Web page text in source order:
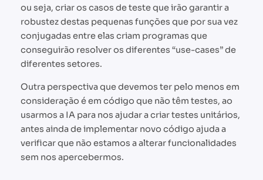
ou seja, criar os casos de teste que irão garantir a
robustez destas pequenas funções que por sua vez
conjugadas entre elas criam programas que
conseguirão resolver os diferentes “use-cases” de
diferentes setores.
Outra perspectiva que devemos ter pelo menos em
consideração é em código que não têm testes, ao
usarmos a IA para nos ajudar a criar testes unitários,
antes ainda de implementar novo código ajuda a
verificar que não estamos a alterar funcionalidades
sem nos apercebermos.